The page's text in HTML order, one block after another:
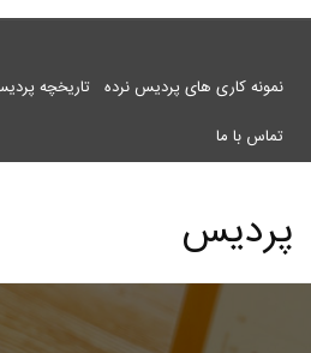
نمونه کاری های پردیس نرده تاریخچه
تماس با ما
پردیس